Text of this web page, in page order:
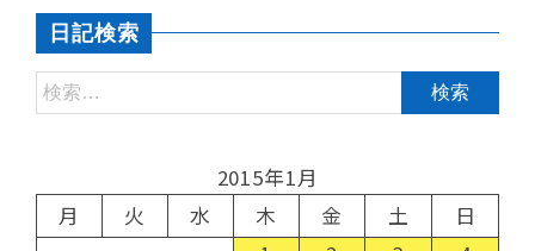
日記検索
2015年1月
月
火 水 木 金 土
日